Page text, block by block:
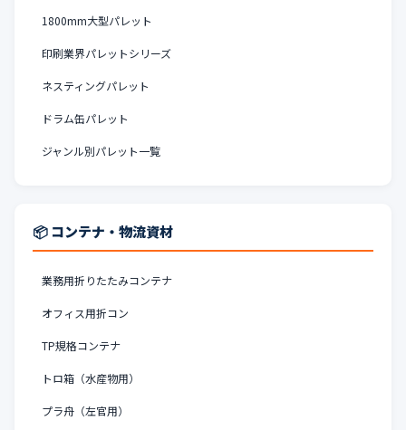
1800mm大型パレット
印刷業界パレットシリーズ
ネスティングパレット
ドラム缶パレット
ジャンル別パレット一覧
📦 コンテナ・物流資材
業務用折りたたみコンテナ
オフィス用折コン
TP規格コンテナ
トロ箱（水産物用）
プラ舟（左官用）